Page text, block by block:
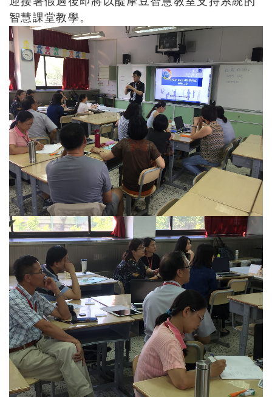
智慧課堂教學。